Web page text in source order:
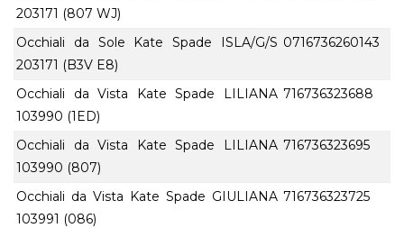
203171 (807 WJ)
Occhiali da Sole Kate Spade ISLA/G/S
203171 (B3V E8)
0716736260143
Occhiali da Vista Kate Spade LILIANA
103990 (1ED)
716736323688
Occhiali da Vista Kate Spade LILIANA
103990 (807)
716736323695
Occhiali da Vista Kate Spade GIULIANA
103991 (086)
716736323725